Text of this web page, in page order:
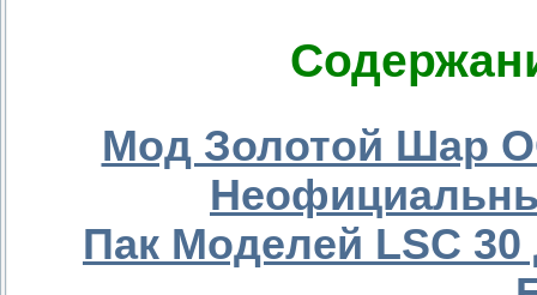
Мод Золотой Шар
Пак Моделей LSC